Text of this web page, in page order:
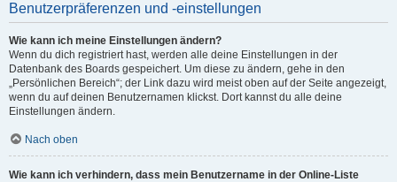
Benutzerpräferenzen und -einstellungen
Wie kann ich meine Einstellungen ändern?
Wenn du dich registriert hast, werden alle deine Einstellungen in der
Datenbank des Boards gespeichert. Um diese zu ändern, gehe in den
„Persönlichen Bereich“; der Link dazu wird meist oben auf der Seite angezeigt,
wenn du auf deinen Benutzernamen klickst. Dort kannst du alle deine
Einstellungen ändern.
Nach oben
Wie kann ich verhindern, dass mein Benutzername in der Online-Liste